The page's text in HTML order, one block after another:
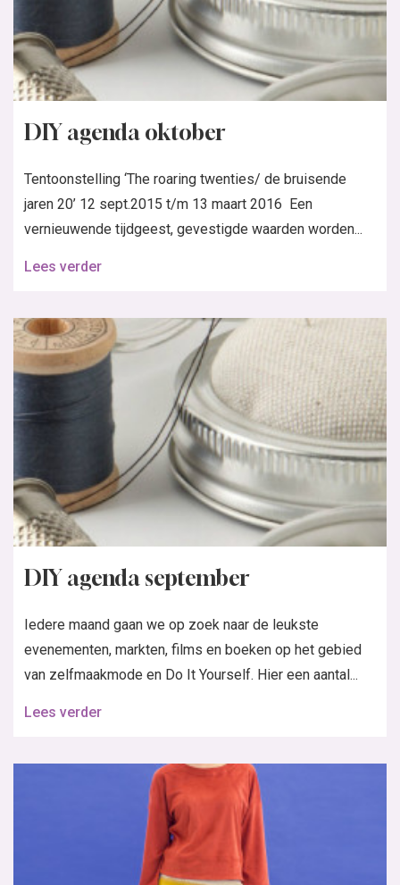
DIY agenda oktober
Tentoonstelling ‘The roaring twenties/ de bruisende
jaren 20’ 12 sept.2015 t/m 13 maart 2016 Een
vernieuwende tijdgeest, gevestigde waarden worden...
Lees verder
DIY agenda september
Iedere maand gaan we op zoek naar de leukste
evenementen, markten, films en boeken op het gebied
van zelfmaakmode en Do It Yourself. Hier een aantal...
Lees verder